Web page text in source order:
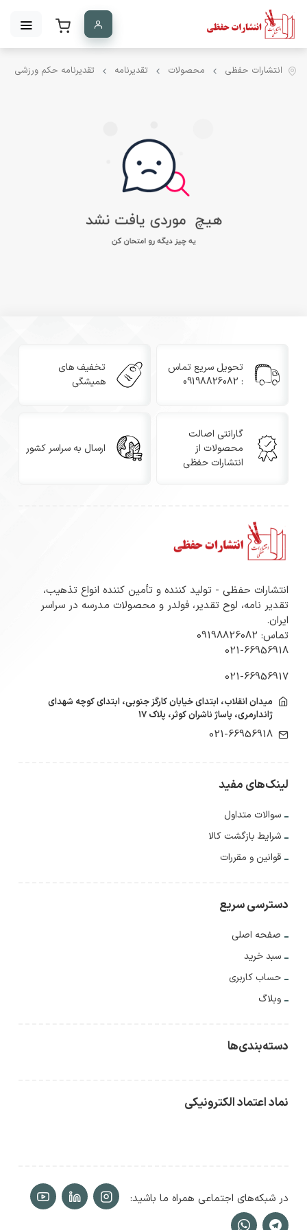
انتشارات حفظی محصولات تقدیرنامه تقدیرنامه حکم ورزشی
تحویل سریع تماس
: 09198826082
تخفیف های
همیشگی
گارانتی اصالت
محصولات از
انتشارات حفظی
ارسال به سراسر کشور
انتشارات حفظی - تولید کننده و تأمین کننده انواع تذهیب،
تقدیر نامه، لوح تقدیر، فولدر و محصولات مدرسه در سراسر
ایران.
تماس: 09198826082
021-66956918
021-66956917
میدان انقلاب، ابتدای خیابان کارگز جنوبی، ابتدای کوچه شهدای
ژاندارمری، پاساژ ناشران کوثر، پلاک ۱۷
021-66956918
لینک‌های مفید
سوالات متداول
شرایط بازگشت کالا
قوانین و مقررات
دسترسی سریع
صفحه اصلی
سبد خرید
حساب کاربری
وبلاگ
دسته‌بندی‌ها
نماد اعتماد الکترونیکی
در شبکه‌های اجتماعی همراه ما باشید: